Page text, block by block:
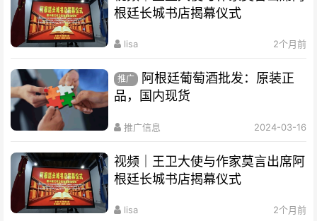
根廷长城书店揭幕仪式
lisa 2个月前
推广
阿根廷葡萄酒批发：原装正
品，国内现货
推广信息 2024-03-16
视频｜王卫大使与作家莫言出席阿
根廷长城书店揭幕仪式
lisa 2个月前